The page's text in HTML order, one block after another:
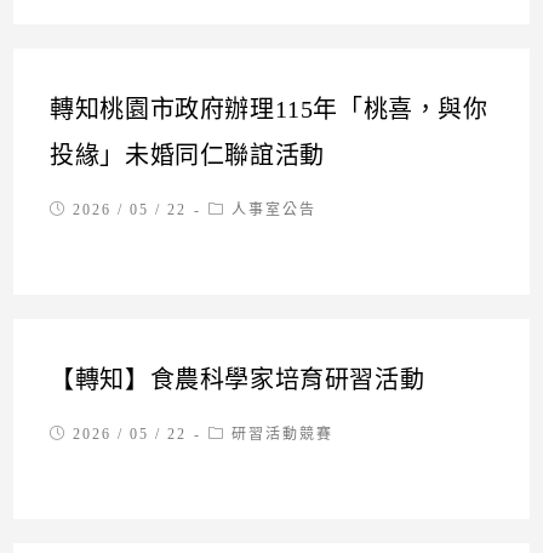
轉知桃園市政府辦理115年「桃喜，與你
投緣」未婚同仁聯誼活動
Post2026 / 05 / 22
Post人事室公告
【轉知】食農科學家培育研習活動
Post2026 / 05 / 22
Post研習活動競賽